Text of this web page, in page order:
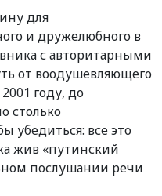
для
и дружелюбного в
с авторитарными
от воодушевляющего
году, до
столько
убедиться: все это
жив «путинский
послушании речи